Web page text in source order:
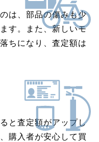
は、部品の傷みも少
す。また、新しいモ
ちになり、査定額は
と査定額がアップし
購入者が安心して買